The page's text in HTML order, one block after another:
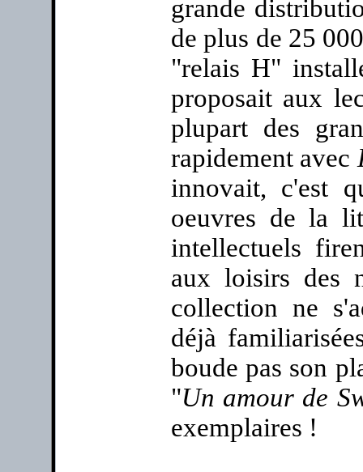
grande
de plus de 25
"relais H"
proposait aux
plupart des
rapidement avec
innovait, c'est
oeuvres de la
intellectuels
aux loisirs des
collection ne
déjà
boude pas son
"Un amour de
exemplaires !